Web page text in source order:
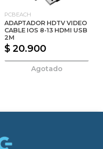
PCBEACH
ADAPTADOR HDTV VIDEO
CABLE IOS 8-13 HDMI USB
2M
$ 20.900
Agotado